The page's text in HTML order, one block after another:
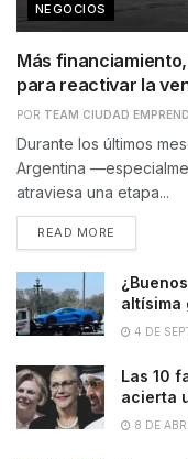
NEGOCIOS
Más
para reactivar la
POR TEAM CIUDAD
Durante los últimos
Argentina
atraviesa una etapa...
READ MORE
altísima
4 DE
Las 10
acierta
8 DE